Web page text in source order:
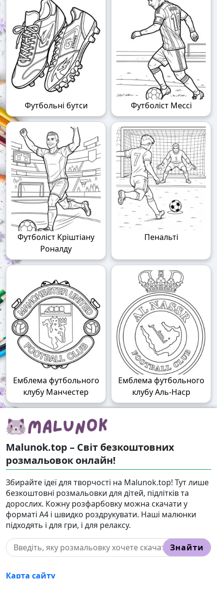
Футбольні бутси Футболіст Мессі
Футболіст Кріштіану
Роналду
Пенальті
Емблема футбольного
клубу Манчестер
Емблема футбольного
клубу Аль-Наср
Malunok.top – Світ безкоштовних
розмальовок онлайн!
Збирайте ідеї для творчості на Malunok.top! Тут лише
безкоштовні розмальовки для дітей, підлітків та
дорослих. Кожну розфарбовку можна скачати у
форматі А4 і швидко роздрукувати. Наші малюнки
підходять і для гри, і для релаксу.
Знайти
Карта сайту